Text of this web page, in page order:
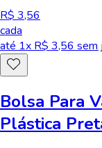
R$ 3,56
cada
até 1x R$ 3,56 sem
Bolsa Para
Plástica